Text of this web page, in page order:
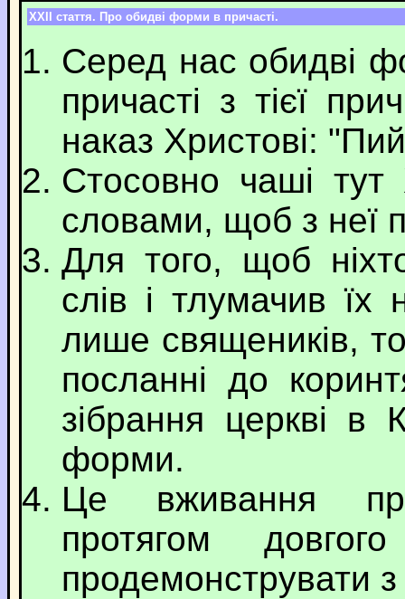
ХХІІ стаття. Про обидві форми в причасті.
Серед нас обидві
причасті з тієї
наказ Христові:
Стосовно чаші тут
словами, щоб з неї
Для того, щоб
слів і тлумачив
лише священиків,
посланні до
зібрання церкві в
форми.
Це вживання
протягом
продемонструвати з